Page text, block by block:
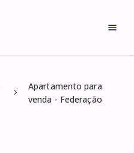
Apartamento para
venda - Federação